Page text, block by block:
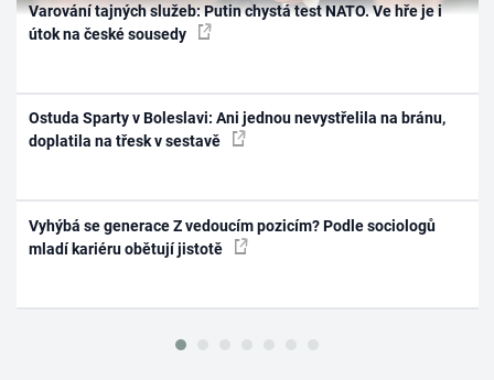
Varování tajných služeb: Putin chystá test NATO. Ve hře je i
útok na české sousedy
Ostuda Sparty v Boleslavi: Ani jednou nevystřelila na bránu,
doplatila na třesk v sestavě
Vyhýbá se generace Z vedoucím pozicím? Podle sociologů
mladí kariéru obětují jistotě